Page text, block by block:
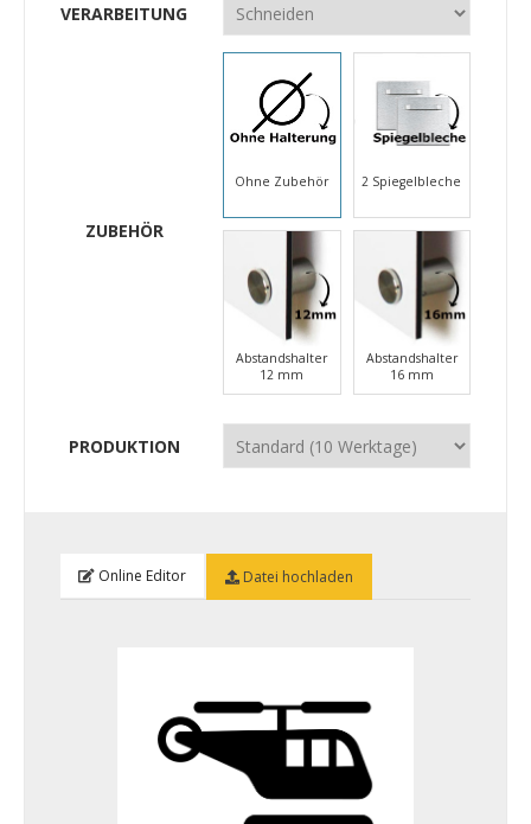
VERARBEITUNG
ZUBEHÖR
Ohne Zubehör 2 Spiegelbleche
Abstandshalter
12 mm
Abstandshalter
16 mm
PRODUKTION
Online Editor Datei hochladen